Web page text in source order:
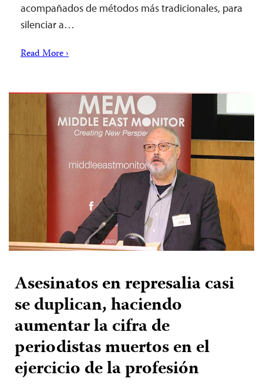
acompañados de métodos más tradicionales, para
silenciar a…
Read More ›
Asesinatos en represalia casi
se duplican, haciendo
aumentar la cifra de
periodistas muertos en el
ejercicio de la profesión